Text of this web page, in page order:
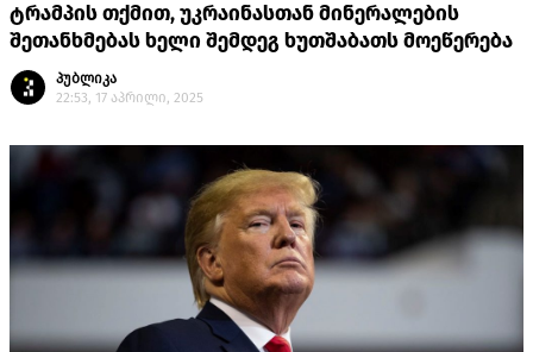
ტრამპის თქმით, უკრაინასთან მინერალების
შეთანხმებას ხელი შემდეგ ხუთშაბათს მოეწერება
პუბლიკა
22:53, 17 აპრილი, 2025